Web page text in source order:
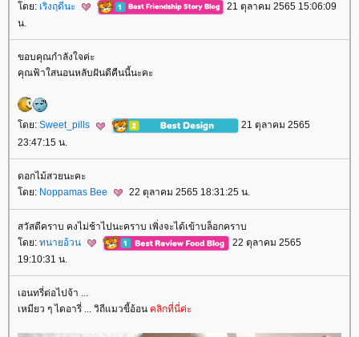
ดย: เริงฤดีนะ
21 ตุลาคม 2565 15:06:09
น.
ขอบคุณกำลังใจค่ะ
คุณฟ้าใสนอนหลับฝันดีคืนนี้นะคะ
ดย: Sweet_pills
21 ตุลาคม 2565
23:47:15 น.
ดอกไม้สวยนะคะ
ดย: Noppamas Bee 22 ตุลาคม 2565 18:31:25 น.
สวัสดีคราบ คงไม่ช้าไปนะคราบ เพิ่งจะได้เข้าบล็อกคราบ
ดย: ทนายอ้วน
22 ตุลาคม 2565
19:10:31 น.
เอนทรี่ต่อไปจ้า ...
เหมียว ๆ ไดอารี่ ... วิถีแมวขี้อ้อน คลิกที่นี่ค่ะ